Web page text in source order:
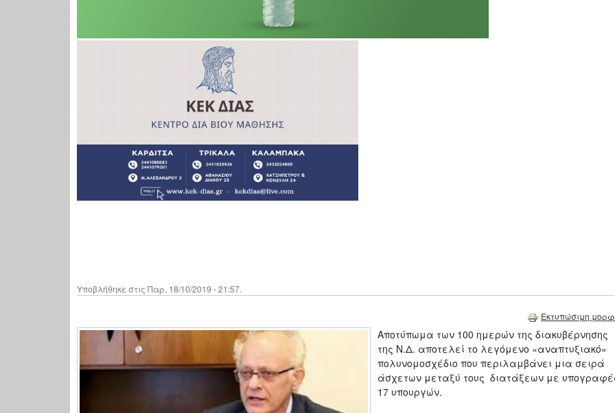
Υποβλήθηκε στις Παρ, 18/10/2019 - 21:57.
Εκτυπώσιμη
Αποτύπωμα των 100 ημερών της διακυβέρνησης
της Ν.Δ. αποτελεί το λεγόμενο «αναπτυξιακό»
πολυνομοσχέδιο που περιλαμβάνει μια σειρά
άσχετων μεταξύ τους διατάξεων με
17 υπουργών.